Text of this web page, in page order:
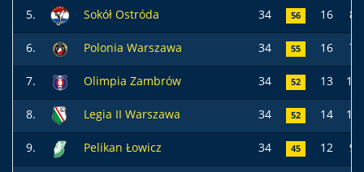
5.
Sokół Ostróda 34 56 16 8
6. Polonia Warszawa 34 55 16 7
7. Olimpia Zambrów 34 52 13 13
8. Legia II Warszawa 34 52 14 10
9. Pelikan Łowicz 34 45 12 9